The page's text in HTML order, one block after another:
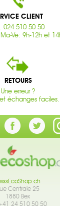
CLIENT
024 510 50 50
Ve: 9h-12h et
RETOURS
Une erreur ?
échanges faciles.
Centrale 25
1880 Bex
24 510 50 50